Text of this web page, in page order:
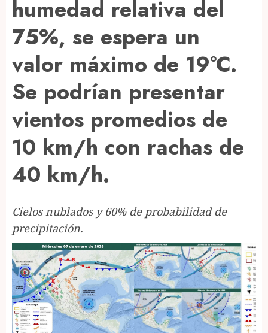
humedad relativa del
75%, se espera un
valor máximo de 19°C.
Se podrían presentar
vientos promedios de
10 km/h con rachas de
40 km/h.
Cielos nublados y 60% de probabilidad de
precipitación.